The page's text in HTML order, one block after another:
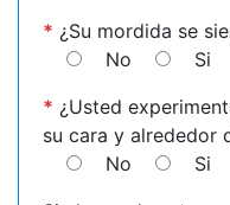
* ¿Su mordida se
No
Si
* ¿Usted
su cara y alrededor
No
Si